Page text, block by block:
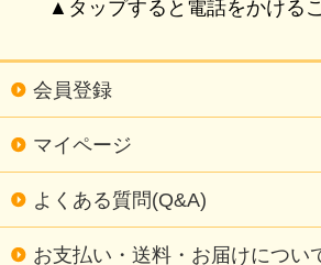
▲タップすると電話をかける
会員登録
マイページ
よくある質問(Q&A)
お支払い・送料・お届けについ